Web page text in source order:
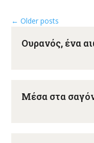
← Older posts
Ουρανός, ένα
Μέσα στα